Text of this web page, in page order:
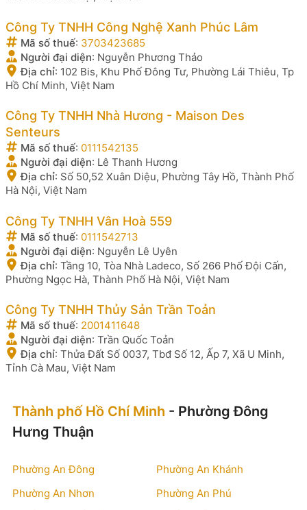
Công Ty TNHH Công Nghệ Xanh Phúc Lâm
Mã số thuế: 3703423685
Người đại diện: Nguyễn Phương Thảo
Địa chỉ: 102 Bis, Khu Phố Đông Tư, Phường Lái Thiêu, Tp
Hồ Chí Minh, Việt Nam
Công Ty TNHH Nhà Hương - Maison Des
Senteurs
Mã số thuế: 0111542135
Người đại diện: Lê Thanh Hương
Địa chỉ: Số 50,52 Xuân Diệu, Phường Tây Hồ, Thành Phố
Hà Nội, Việt Nam
Công Ty TNHH Vân Hoà 559
Mã số thuế: 0111542713
Người đại diện: Nguyễn Lê Uyên
Địa chỉ: Tầng 10, Tòa Nhà Ladeco, Số 266 Phố Đội Cấn,
Phường Ngọc Hà, Thành Phố Hà Nội, Việt Nam
Công Ty TNHH Thủy Sản Trần Toản
Mã số thuế: 2001411648
Người đại diện: Trần Quốc Toản
Địa chỉ: Thửa Đất Số 0037, Tbđ Số 12, Ấp 7, Xã U Minh,
Tỉnh Cà Mau, Việt Nam
Thành phố Hồ Chí Minh - Phường Đông
Hưng Thuận
Phường An Đông
Phường An Khánh
Phường An Nhơn
Phường An Phú